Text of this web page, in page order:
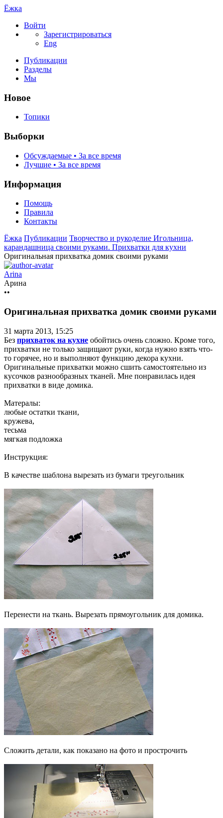
Ёжка
Войти
Зарегистрироваться
Eng
Публикации
Разделы
Мы
Новое
Топики
Выборки
Обсуждаемые • За все время
Лучшие • За все время
Информация
Помощь
Правила
Контакты
Ёжка Публикации Творчество и рукоделие Игольница,
карандашница своими руками. Прихватки для кухни
Оригинальная прихватка домик своими руками
Arina
Арина
••
Оригинальная прихватка домик своими руками
31 марта 2013, 15:25
Без прихваток на кухне обойтись очень сложно. Кроме того,
прихватки не только защищают руки, когда нужно взять что-
то горячее, но и выполняют функцию декора кухни.
Оригинальные прихватки можно сшить самостоятельно из
кусочков разнообразных тканей. Мне понравилась идея
прихватки в виде домика.
Матералы:
любые остатки ткани,
кружева,
тесьма
мягкая подложка
Инструкция:
В качестве шаблона вырезать из бумаги треугольник
Перенести на ткань. Вырезать прямоугольник для домика.
Сложить детали, как показано на фото и прострочить